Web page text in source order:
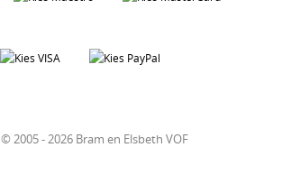
© 2005 - 2026 Bram en Elsbeth VOF